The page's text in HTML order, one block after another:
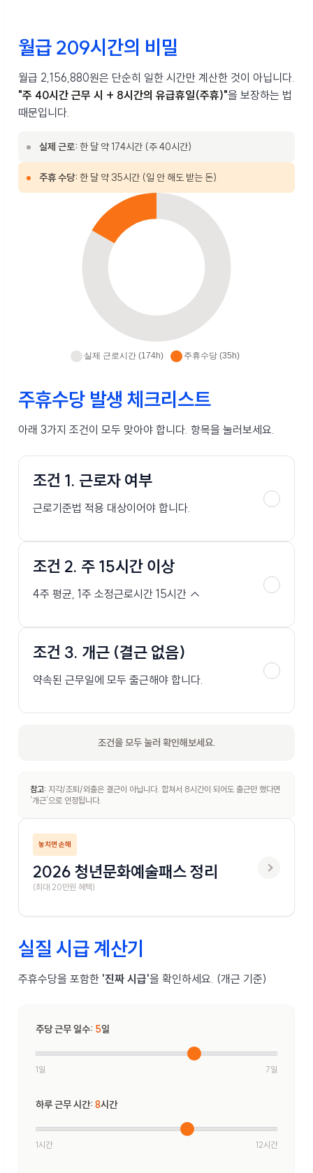
월급 209시간의 비밀
월급 2,156,880원은 단순히 일한 시간만 계산한 것이 아닙니다.
"주 40시간 근무 시 + 8시간의 유급휴일(주휴)"을 보장하는 법
때문입니다.
실제 근로: 한 달 약 174시간 (주 40시간)
주휴 수당: 한 달 약 35시간 (일 안 해도 받는 돈)
주휴수당 발생 체크리스트
아래 3가지 조건이 모두 맞아야 합니다. 항목을 눌러보세요.
조건 1. 근로자 여부
근로기준법 적용 대상이어야 합니다.
조건 2. 주 15시간 이상
4주 평균, 1주 소정근로시간 15시간 ↑
조건 3. 개근 (결근 없음)
약속된 근무일에 모두 출근해야 합니다.
조건을 모두 눌러 확인해보세요.
참고: 지각/조퇴/외출은 결근이 아닙니다. 합쳐서 8시간이 되어도 출근만 했다면
'개근'으로 인정됩니다.
놓치면 손해
2026 청년문화예술패스 정리
(최대 20만원 혜택)
실질 시급 계산기
주휴수당을 포함한 '진짜 시급'을 확인하세요. (개근 기준)
주당 근무 일수: 5일
1일 7일
하루 근무 시간: 8시간
1시간 12시간